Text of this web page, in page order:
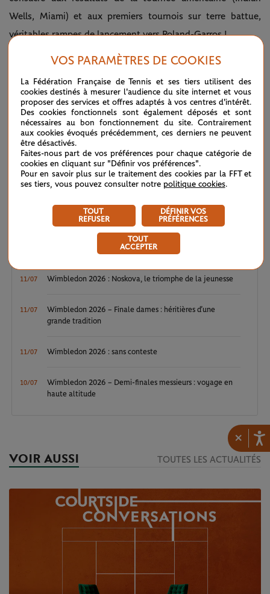
×
Wells, Miami) et aux premiers tournois sur terre battue,
véritables rampes de lancement vers Roland-Garros !
LE FIL D'ACTUS
04/08 WTA / ATP : une avalanche de premières
27/07 ATP / WTA : Van Assche et Tagger, la relève couronnée
20/07 ATP / WTA : se souvenir des belles choses
Wimbledon 2026 : Sinner, royale confirmation
Wimbledon 2026 – Finale messieurs : écrire un peu plus
11/07 Wimbledon 2026 : Noskova, le triomphe de la jeunesse
11/07
Wimbledon 2026 – Finale dames : héritières d’une
grande tradition
11/07 Wimbledon 2026 : sans conteste
10/07
Wimbledon 2026 – Demi-finales messieurs : voyage en
haute altitude
VOIR AUSSI TOUTES LES ACTUALITÉS
VOS PARAMÈTRES DE COOKIES
La Fédération Française de Tennis et ses tiers utilisent des
cookies destinés à mesurer l'audience du site internet et vous
proposer des services et offres adaptés à vos centres d'intérêt.
Des cookies fonctionnels sont également déposés et sont
nécessaires au bon fonctionnement du site. Contrairement
aux cookies évoqués précédemment, ces derniers ne peuvent
être désactivés.
Faites-nous part de vos préférences pour chaque catégorie de
cookies en cliquant sur "Définir vos préférences".
Pour en savoir plus sur le traitement des cookies par la FFT et
ses tiers, vous pouvez consulter notre politique cookies.
TOUT
REFUSER
DÉFINIR VOS
PRÉFÉRENCES
TOUT
ACCEPTER